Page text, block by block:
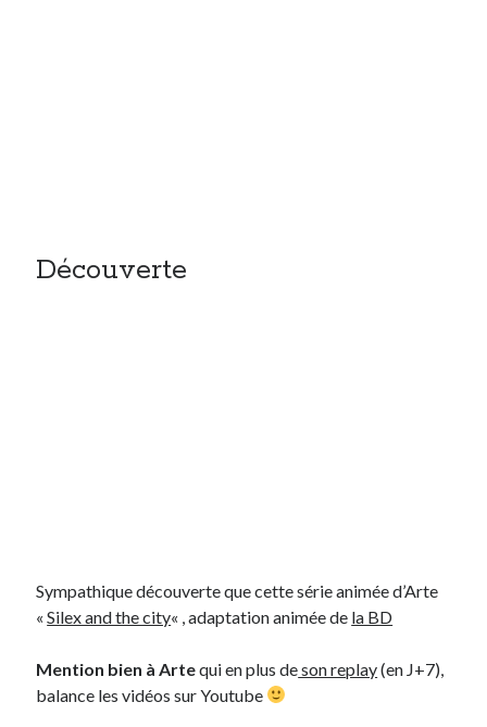
Découverte
Sympathique découverte que cette série animée d’Arte
«Silex and the city« , adaptation animée de la BD
Mention bien à Artequi en plus deson replay(en J+7),
balance les vidéos sur Youtube